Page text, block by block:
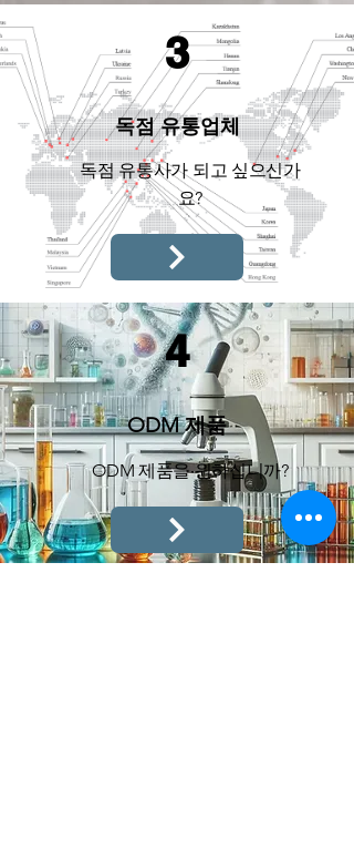
3
독점 유통업체
독점 유통사가 되고 싶으신가
요?
4
ODM 제품
ODM 제품을 원하십니까?